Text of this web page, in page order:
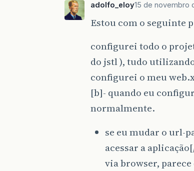
adolfo_eloy15 de novembro
Estou com o seguinte
configurei todo o
do jstl ), tudo
configurei o meu
[b]- quando eu
normalmente.
se eu mudar o url-
acessar a
via browser,